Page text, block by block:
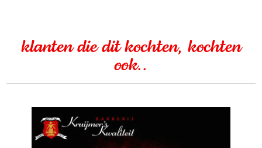
klanten die dit kochten, kochten
ook..